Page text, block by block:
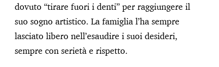
dovuto “tirare fuori i denti” per raggiungere il
suo sogno artistico. La famiglia l’ha sempre
lasciato libero nell’esaudire i suoi desideri,
sempre con serietà e rispetto.